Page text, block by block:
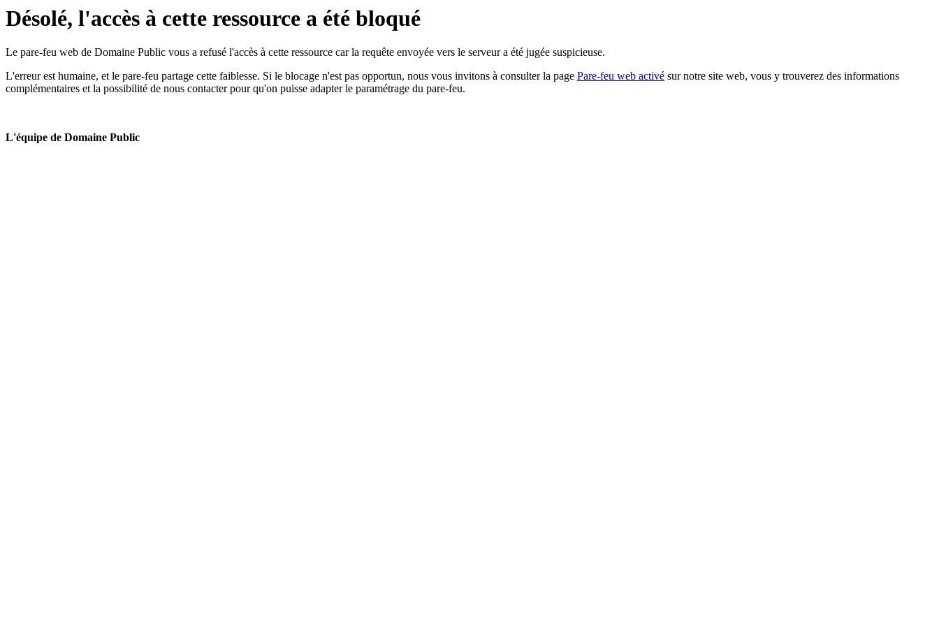
Désolé, l'accès à cette ressource a été bloqué
Le pare-feu web de Domaine Public vous a refusé l'accès à cette ressource car la requête envoyée vers le serveur a été jugée suspicieuse.
L'erreur est humaine, et le pare-feu partage cette faiblesse. Si le blocage n'est pas opportun, nous vous invitons à consulter la page Pare-feu web activé sur notre site web, vous y trouverez des informations
complémentaires et la possibilité de nous contacter pour qu'on puisse adapter le paramétrage du pare-feu.
L'équipe de Domaine Public